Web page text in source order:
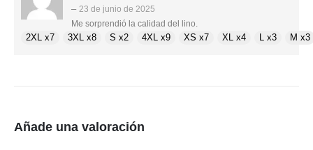
– 23 de junio de 2025
Me sorprendió la calidad del lino.
2XL x7 3XL x8 S x2 4XL x9 XS x7 XL x4 L x3 M x3
Añade una valoración